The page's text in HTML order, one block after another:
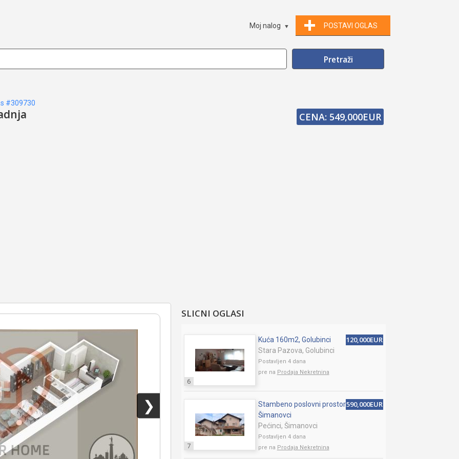
POSTAVI OGLAS
Moj nalog
#309730
CENA: 549,000EUR
❯
SLICNI OGLASI
6
Kuća 160m2, Golubinci
Stara Pazova, Golubinci
Postavljen 4 dana
pre na Prodaja Nekretnina
120,000EUR
7
Stambeno poslovni prostor
Šimanovci
Pećinci, Šimanovci
Postavljen 4 dana
pre na Prodaja Nekretnina
590,000EUR